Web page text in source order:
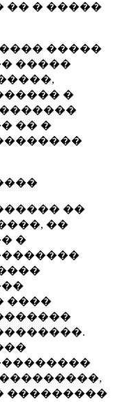
�� � �����
�����
�����
�
�� �
��
��
�
����
���������